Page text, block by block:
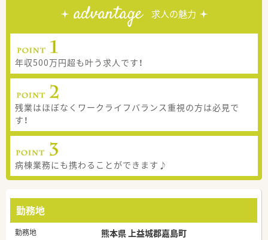
advantage 求人の魅力
年収500万円超も叶う求人です！
残業はほぼなくワークライフバランス重視の方は必見で
す！
病棟業務にも携わることができます♪
勤務地
勤務地 熊本県 上益城郡嘉島町